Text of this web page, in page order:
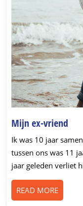
Mijn ex-vriend
Ik was 10 jaar
tussen ons was 11
jaar geleden verliet
READ MOREREAD
MORE